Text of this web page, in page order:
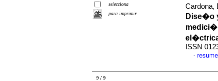
selecciona
para imprimir
Cardona,
Dise�o
ISSN
·
9 / 9